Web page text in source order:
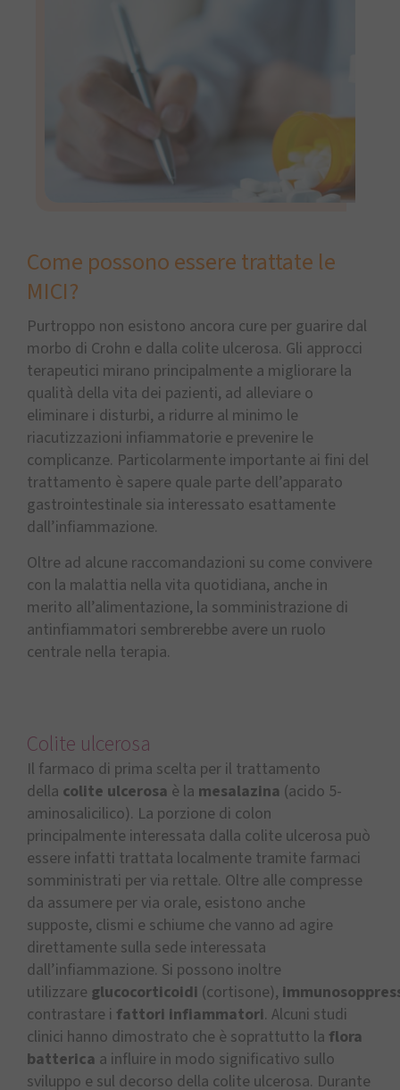
Come possono essere trattate le
MICI?
Purtroppo non esistono ancora cure per guarire dal
morbo di Crohn e dalla colite ulcerosa. Gli approcci
terapeutici mirano principalmente a migliorare la
qualità della vita dei pazienti, ad alleviare o
eliminare i disturbi, a ridurre al minimo le
riacutizzazioni infiammatorie e prevenire le
complicanze. Particolarmente importante ai fini del
trattamento è sapere quale parte dell’apparato
gastrointestinale sia interessato esattamente
dall’infiammazione.
Oltre ad alcune raccomandazioni su come convivere
con la malattia nella vita quotidiana, anche in
merito all’alimentazione, la somministrazione di
antinfiammatori sembrerebbe avere un ruolo
centrale nella terapia.
Colite ulcerosa
Il farmaco di prima scelta per il trattamento
della colite ulcerosa è la mesalazina (acido 5-
aminosalicilico). La porzione di colon
principalmente interessata dalla colite ulcerosa può
essere infatti trattata localmente tramite farmaci
somministrati per via rettale. Oltre alle compresse
da assumere per via orale, esistono anche
supposte, clismi e schiume che vanno ad agire
direttamente sulla sede interessata
dall’infiammazione. Si possono inoltre
utilizzare glucocorticoidi (cortisone),
contrastare i fattori infiammatori. Alcuni studi
clinici hanno dimostrato che è soprattutto la flora
batterica a influire in modo significativo sullo
sviluppo e sul decorso della colite ulcerosa. Durante